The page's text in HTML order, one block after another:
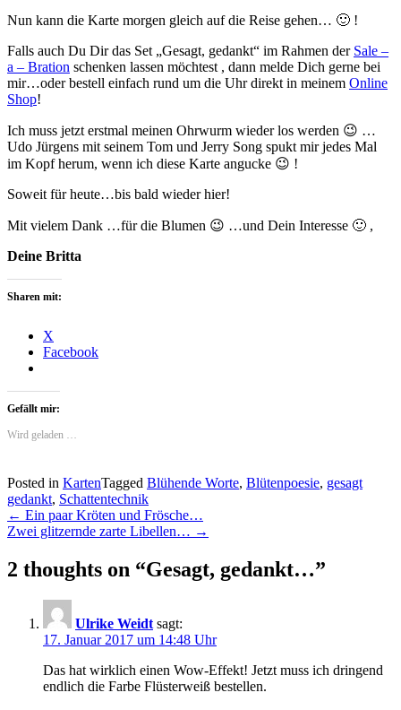
Nun kann die Karte morgen gleich auf die Reise gehen… 🙂 !
Falls auch Du Dir das Set „Gesagt, gedankt“ im Rahmen der Sale –
a – Bration schenken lassen möchtest , dann melde Dich gerne bei
mir…oder bestell einfach rund um die Uhr direkt in meinem Online
Shop!
Ich muss jetzt erstmal meinen Ohrwurm wieder los werden 😉 …
Udo Jürgens mit seinem Tom und Jerry Song spukt mir jedes Mal
im Kopf herum, wenn ich diese Karte angucke 😉 !
Soweit für heute…bis bald wieder hier!
Mit vielem Dank …für die Blumen 😉 …und Dein Interesse 🙂 ,
Deine Britta
Sharen mit:
X
Facebook
Gefällt mir:
Wird geladen …
Posted in KartenTagged Blühende Worte, Blütenpoesie, gesagt
gedankt, Schattentechnik
Post
navigation
← Ein paar Kröten und Frösche…
Zwei glitzernde zarte Libellen… →
2 thoughts on “Gesagt, gedankt…”
Ulrike Weidt sagt:
17. Januar 2017 um 14:48 Uhr
Das hat wirklich einen Wow-Effekt! Jetzt muss ich dringend
endlich die Farbe Flüsterweiß bestellen.